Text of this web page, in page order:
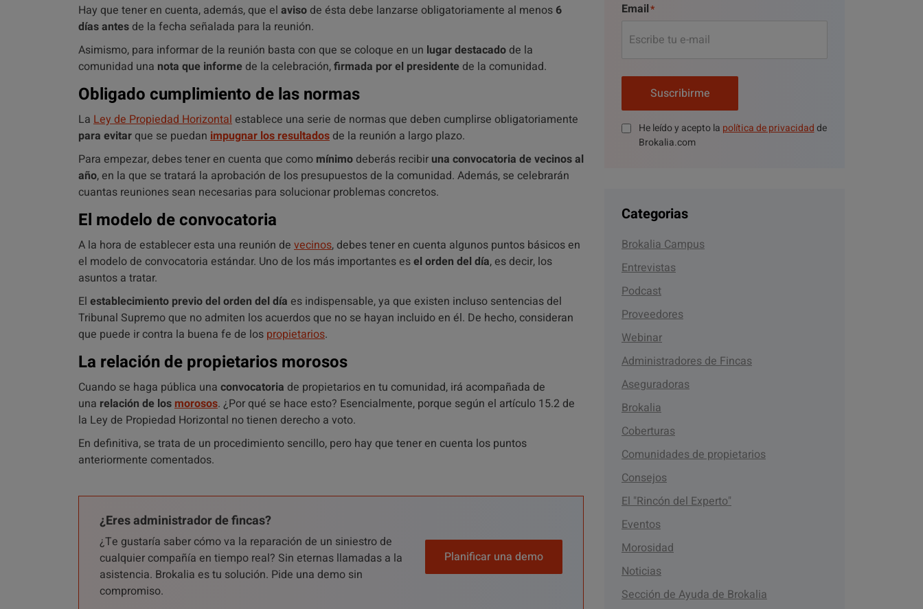
Hay que tener en cuenta, además, que el aviso de ésta debe lanzarse obligatoriamente al menos 6
días antes de la fecha señalada para la reunión.
Asimismo, para informar de la reunión basta con que se coloque en un lugar destacado de la
comunidad una nota que informe de la celebración,firmada por el presidente de la comunidad.
Obligado cumplimiento de las normas
La Ley de Propiedad Horizontal establece una serie de normas que deben cumplirse obligatoriamente
para evitar que se puedan impugnar los resultados de la reunión a largo plazo.
Para empezar, debes tener en cuenta que como mínimo deberás recibir una convocatoria de vecinos al
año, en la que se tratará la aprobación de los presupuestos de la comunidad. Además, se celebrarán
cuantas reuniones sean necesarias para solucionar problemas concretos.
El modelo de convocatoria
A la hora de establecer esta una reunión de vecinos, debes tener en cuenta algunos puntos básicos en
el modelo de convocatoria estándar. Uno de los más importantes esel orden del día, es decir, los
asuntos a tratar.
El establecimiento previo del orden del día es indispensable, ya que existen incluso sentencias del
Tribunal Supremo que no admiten los acuerdos que no se hayan incluido en él. De hecho, consideran
que puede ir contra la buena fe de los propietarios.
La relación de propietarios morosos
Cuando se haga pública una convocatoria de propietarios en tu comunidad, irá acompañada de
una relación de losmorosos. ¿Por qué se hace esto? Esencialmente, porque según el artículo 15.2 de
la Ley de Propiedad Horizontal no tienen derecho a voto.
En definitiva, se trata de un procedimiento sencillo, pero hay que tener en cuenta los puntos
anteriormente comentados.
¿Eres administrador de fincas?
¿Te gustaría saber cómo va la reparación de un siniestro de
cualquier compañía en tiempo real? Sin eternas llamadas a la
asistencia. Brokalia es tu solución. Pide una demo sin
compromiso.
Planificar una demo
Email
Suscribirme
He leído y acepto la política de privacidadde
Brokalia.com
Categorias
Brokalia Campus
Entrevistas
Podcast
Proveedores
Webinar
Administradores de Fincas
Aseguradoras
Brokalia
Coberturas
Comunidades de propietarios
Consejos
El "Rincón del Experto"
Eventos
Morosidad
Noticias
Sección de Ayuda de Brokalia